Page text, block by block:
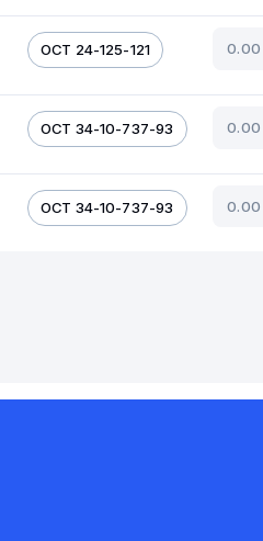
ОСТ 24-125-121
ОСТ 34-10-737-93
ОСТ 34-10-737-93